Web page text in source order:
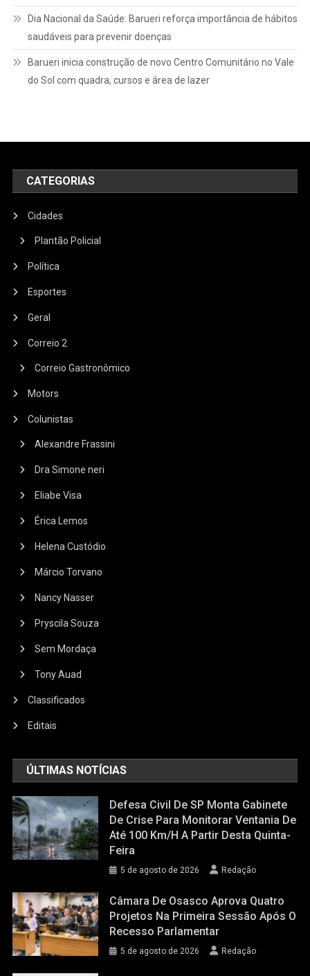
Dia Nacional da Saúde: Barueri reforça importância de hábitos
saudáveis para prevenir doenças
Barueri inicia construção de novo Centro Comunitário no Vale
do Sol com quadra, cursos e área de lazer
CATEGORIAS
Cidades
Plantão Policial
Política
Esportes
Geral
Correio 2
Correio Gastronômico
Motors
Colunistas
Alexandre Frassini
Dra Simone neri
Eliabe Visa
Érica Lemos
Helena Custódio
Márcio Torvano
Nancy Nasser
Pryscila Souza
Sem Mordaça
Tony Auad
Classificados
Editais
ÚLTIMAS NOTÍCIAS
Defesa Civil De SP Monta Gabinete
De Crise Para Monitorar Ventania De
Até 100 Km/h A Partir Desta Quinta-
Feira
5 de agosto de 2026 Redação
Câmara De Osasco Aprova Quatro
Projetos Na Primeira Sessão Após O
Recesso Parlamentar
5 de agosto de 2026 Redação